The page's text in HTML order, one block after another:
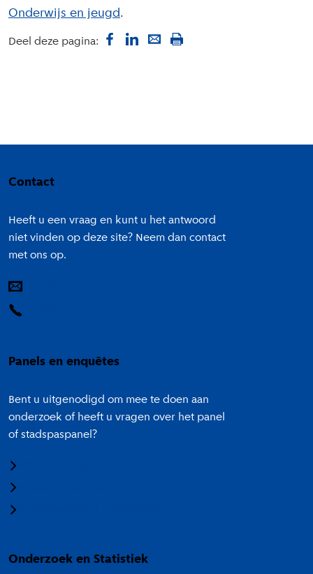
Onderwijs en jeugd
Deel deze pagina:
Contact
Heeft u een vraag en kunt u het antwoord
niet vinden op deze site? Neem dan contact
met ons op.
Panels en enquêtes
Bent u uitgenodigd om mee te doen aan
onderzoek of heeft u vragen over het panel
of stadspaspanel?
Onderzoek en Statistiek